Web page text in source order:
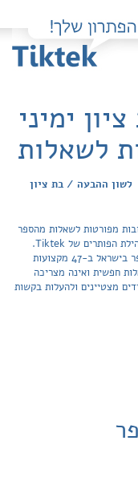
ימיני
לשאלות
לשון ההבעה / בת ציון
מפורטות לשאלות מהספר
לשון ההבעה / בת ציון ימיני שהועלו על ידי חברי קהילת הפותרים של Tiktek.
מאגר הפתרונות מכסה את כל ספרי הלימוד ובתי הספר בישראל ב-47 מקצועות
חפשית ואינה מצריכה
מצטיינים ולהעלות בקשות